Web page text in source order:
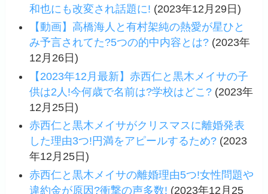
和也にも改変され話題に! (2023年12月29日)
【動画】高橋海人と有村架純の熱愛が星ひと
み予言されてた?5つの的中内容とは? (2023年
12月26日)
【2023年12月最新】赤西仁と黒木メイサの子
供は2人!今何歳で名前は?学校はどこ? (2023年
12月25日)
赤西仁と黒木メイサがクリスマスに離婚発表
した理由3つ!円満をアピールするため? (2023
年12月25日)
赤西仁と黒木メイサの離婚理由5つ!女性問題や
違約金が原因?衝撃の声多数! (2023年12月25